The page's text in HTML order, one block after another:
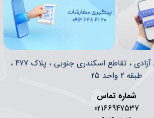
: تهران ،خیابان آزادی ، تقاطع اسکندری جنوبی ، پلاک 477 ،
طبقه 2 واحد 25
شماره تماس
02166947537